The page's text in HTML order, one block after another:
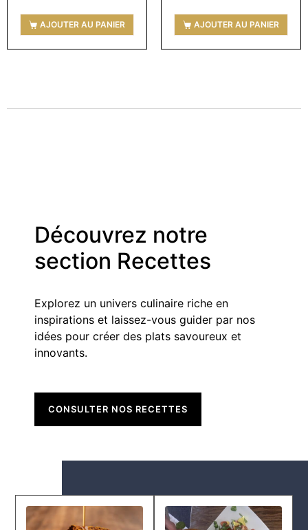
AJOUTER AU PANIER AJOUTER AU PANIER
Découvrez notre
section Recettes
Explorez un univers culinaire riche en
inspirations et laissez-vous guider par nos
idées pour créer des plats savoureux et
innovants.
CONSULTER NOS RECETTES